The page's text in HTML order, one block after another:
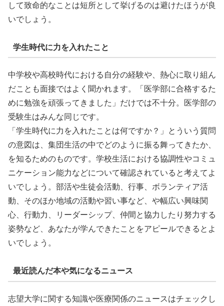
して致命的なことは短所として挙げるのは避けたほうが良
いでしょう。
学生時代に力を入れたこと
中学校や高校時代における自分の経験や、熱心に取り組ん
だことも面接ではよく聞かれます。「医学部に合格するた
めに勉強を頑張ってきました」だけでは不十分。医学部の
受験生はみんな同じです。
「学生時代に力を入れたことは何ですか？」とういう質問
の意図は、集団生活の中でどのように振る舞ってきたか、
を知るためのものです。学校生活における協調性やコミュ
ニケーション能力などについて確認されていると考えてよ
いでしょう。部活や生徒会活動、行事、ボランティア活
動、そのほか地域の活動や習い事など、や幅広い興味関
心、行動力、リーダーシップ、仲間と協力したり努力する
姿勢など、あなたが学んできたことをアピールできるとよ
いでしょう。
最近読んだ本や気になるニュース
志望大学に関する知識や医療関係のニュースはチェックし